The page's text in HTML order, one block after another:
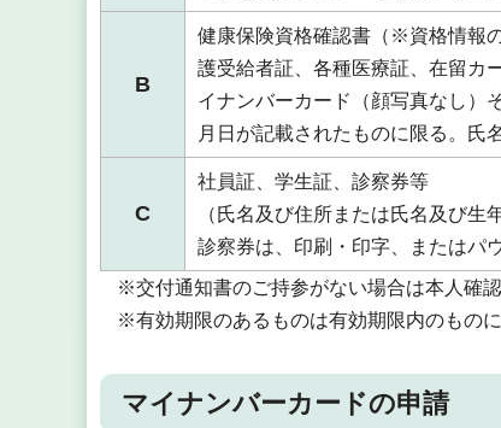
B
健康保険資格確認書（※資格情報
護受給者証、各種医療証、在留カ
イナンバーカード（顔写真なし）
月日が記載されたものに限る。氏
C
社員証、学生証、診察券等
（氏名及び住所または氏名及び生
診察券は、印刷・印字、またはパ
※交付通知書のご持参がない場合は本人確
※有効期限のあるものは有効期限内のものに
マイナンバーカードの申請